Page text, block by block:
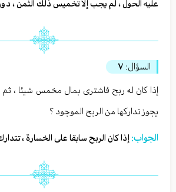
عليه الحول ، لم يجب إلا تخميس ذلك الثمن ،
السؤال: ٧
إذا كان له ربح فاشترى بمال مخمس شيئا ، ثم
يجوز تداركها من الربح الموجود ؟
الجواب: إذا كان الربح سابقا على الخسارة ،